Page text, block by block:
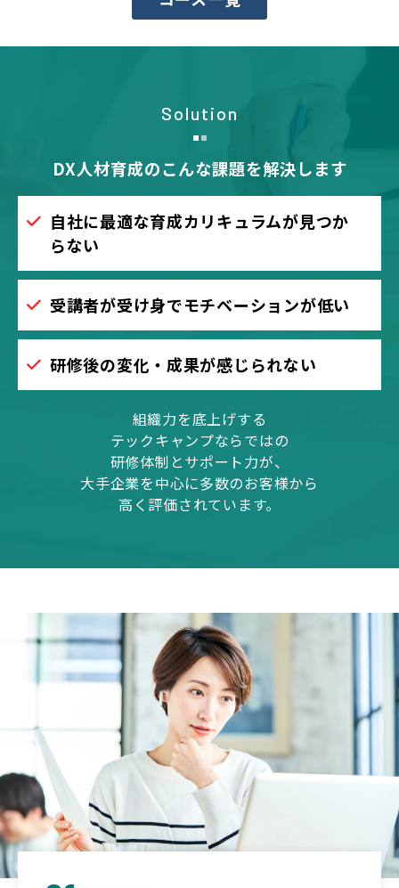
Solution
DX人材育成のこんな課題を解決します
自社に最適な育成カリキュラムが見つか
らない
受講者が受け身でモチベーションが低い
研修後の変化・成果が感じられない
組織力を底上げする
テックキャンプならではの
研修体制とサポート力が、
大手企業を中心に多数のお客様から
高く評価されています。